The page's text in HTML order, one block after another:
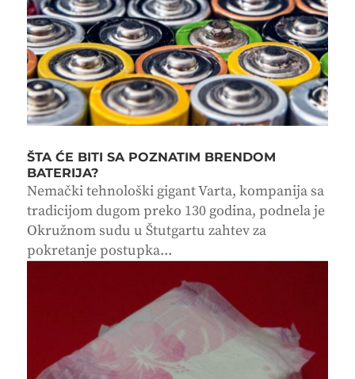
ŠTA ĆE BITI SA POZNATIM BRENDOM
BATERIJA?
Nemački tehnološki gigant Varta, kompanija sa
tradicijom dugom preko 130 godina, podnela je
Okružnom sudu u Štutgartu zahtev za
pokretanje postupka...